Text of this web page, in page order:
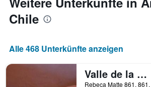
anzeigt.
das
Aufenthaltsdatum
rückt.
Diagramm
hat
1
Chile
Alle 468 Unterkünfte anzeigen
Valle de la Luna